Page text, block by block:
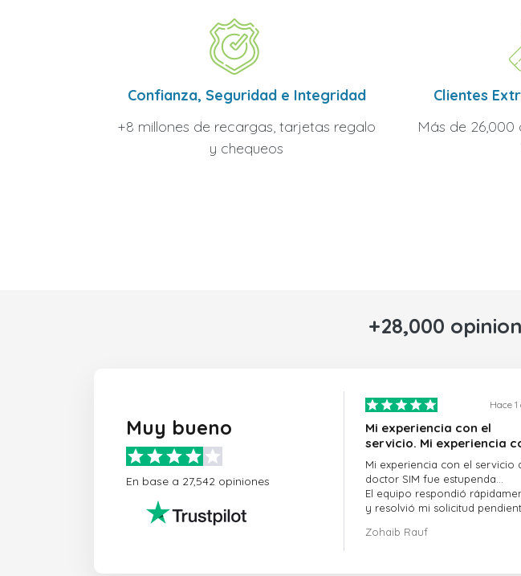
Confianza, Seguridad e Integridad
+8 millones de recargas, tarjetas regalo
y chequeos
Clientes
Más de 26,000
+28,000
Muy bueno
En base a 27,542 opiniones
Hace
Mi experiencia con el
servicio. Mi experiencia
el servicio de doctorSIM
estupenda.
Mi experiencia con el servicio
doctor SIM fue estupenda...
El equipo respondió
y resolvió mi solicitud
En general, fue una gran
Zohaib Rauf